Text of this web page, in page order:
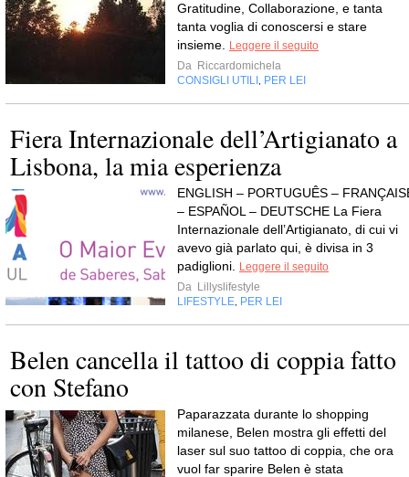
Gratitudine, Collaborazione, e tanta
tanta voglia di conoscersi e stare
insieme.
Leggere il seguito
Da Riccardomichela
CONSIGLI UTILI
PER LEI
Fiera Internazionale dell’Artigianato a
Lisbona, la mia esperienza
ENGLISH – PORTUGUÊS –
– ESPAÑOL – DEUTSCHE La Fiera
Internazionale dell’Artigianato, di cui vi
avevo già parlato qui, è divisa in 3
padiglioni.
Leggere il seguito
Da Lillyslifestyle
LIFESTYLE PER LEI
Belen cancella il tattoo di coppia fatto
con Stefano
Paparazzata durante lo shopping
milanese, Belen mostra gli effetti del
laser sul suo tattoo di coppia, che ora
vuol far sparire Belen è stata